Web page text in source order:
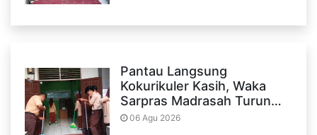
Pantau Langsung
Kokurikuler Kasih, Waka
Sarpras Madrasah Turun…
06 Agu 2026